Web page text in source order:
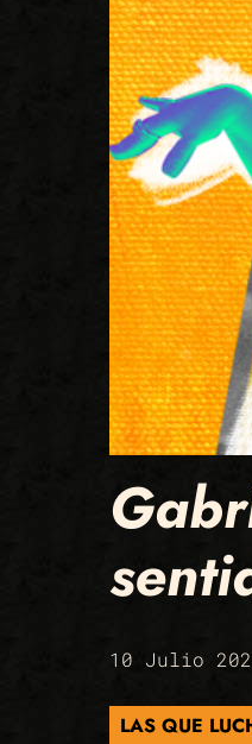
10 Julio
LAS QUE